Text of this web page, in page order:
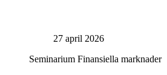
27 april 2026
Seminarium Finansiella marknader